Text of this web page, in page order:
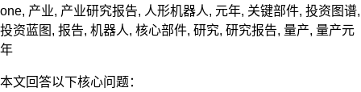
one, 产业, 产业研究报告, 人形机器人, 元年, 关键部件, 投资图谱,
投资蓝图 , 报告, 机器人, 核心部件, 研究, 研究报告, 量产, 量产元
年
本文回答以下核心问题：